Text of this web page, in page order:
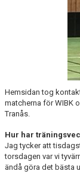
Hemsidan tog
matcherna för WIBK
Tranås.
Hur har
Jag tycker att
torsdagen var vi
ändå göra det bästa